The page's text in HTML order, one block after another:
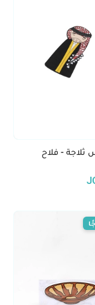
- فلاح